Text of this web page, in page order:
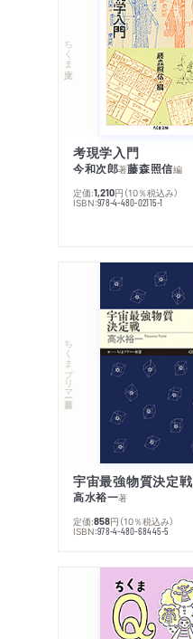
ちくま文庫
考現学入門
今和次郎著藤森照信編
定価:1,210円 （10％税込み）
ISBN:978-4-480-02115-1
ちくまプリマー新書
宇宙最強物質決定戦
高水裕一著
定価:858円 （10％税込み）
ISBN:978-4-480-68445-5